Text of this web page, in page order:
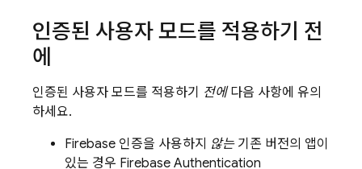
인증된 사용자 모드를 적용하기 전
에
인증된 사용자 모드를 적용하기 전에다음 사항에 유의
하세요.
Firebase 인증을 사용하지 않는기존 버전의 앱이
있는 경우 Firebase Authentication